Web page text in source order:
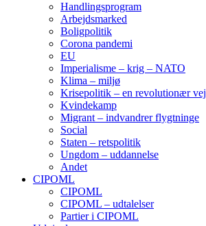
Handlingsprogram
Arbejdsmarked
Boligpolitik
Corona pandemi
EU
Imperialisme – krig – NATO
Klima – miljø
Krisepolitik – en revolutionær vej
Kvindekamp
Migrant – indvandrer flygtninge
Social
Staten – retspolitik
Ungdom – uddannelse
Andet
CIPOML
CIPOML
CIPOML – udtalelser
Partier i CIPOML